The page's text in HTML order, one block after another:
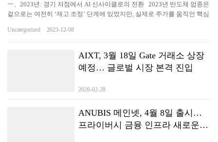
一、2023년: 경기 저점에서 AI 신사이클로의 전환 2023년 반도체 업종은
겉으로는 여전히 ‘재고 조정’ 단계에 있었지만, 실제로 주가를 움직인 핵심
(HBM)의 중장기 폭발적 수요. 저의 판단은 아주 단순하다: 전통적인 소
도 패키징 수요가 완전히 새로운 경기 사이클을 열고 있어요 그리고 한국
은 메모리, HBM, 일부 패키징 공급망에서 독보적인 경쟁력을 가지고 있어
요~ AI 반도체의 핵심 논리: 사이클주에서 전략자산으로의 전환 과거 반
명하게 달라지고 있다고 판단했어요…
Uncategorized 2023-12-08
AIXT, 3월 18일 Gate 거래소 상장
예정… 글로벌 시장 본격 진입
2026-02-28
ANUBIS 메인넷, 4월 8일 출시…
프라이버시 금융 인프라 새로운